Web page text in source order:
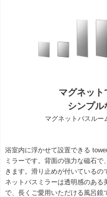
マグネット
シンプル
マグネットバスルー
浴室内に浮かせて設置できる
ミラーです。背面の強力な磁石
きます。滑り止めが付いている
ネットバスミラーは透明感のある
で、長くご愛用いただける風呂鏡